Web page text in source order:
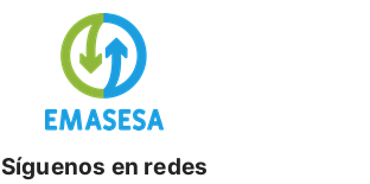
Síguenos en redes